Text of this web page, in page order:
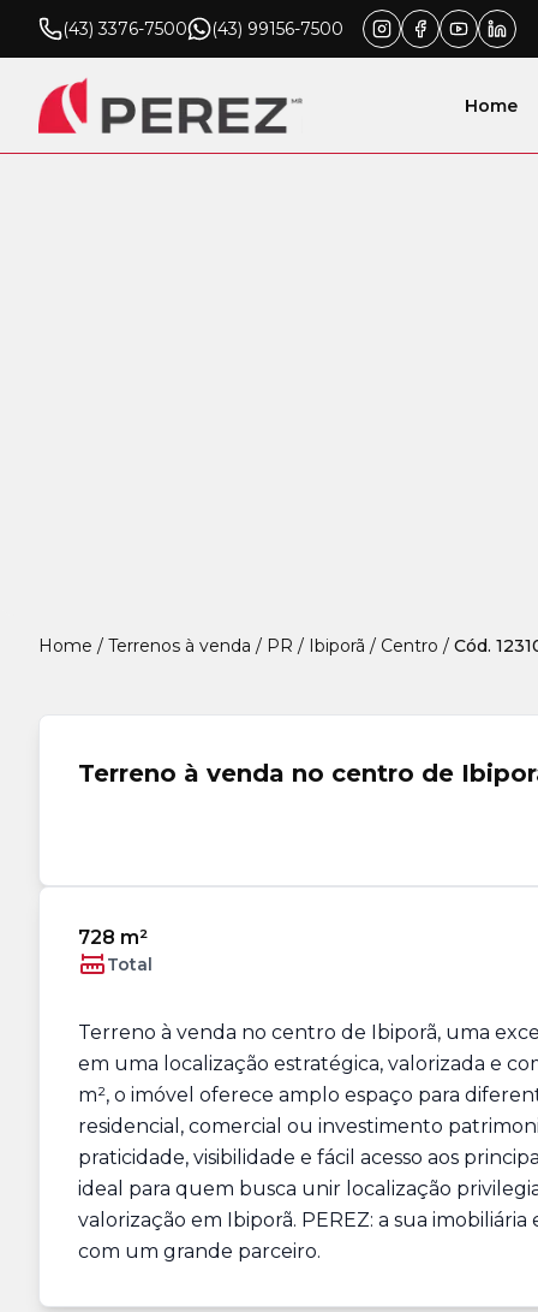
(43) 3376-7500 (43) 99156-7500
Home
Home / Terrenos à venda / PR / Ibiporã / Centro / Cód.
Terreno à venda no centro de
728 m²
Total
Terreno à venda no centro de Ibiporã, uma
em uma localização estratégica, valorizada e
m², o imóvel oferece amplo espaço para
residencial, comercial ou investimento
praticidade, visibilidade e fácil acesso aos
ideal para quem busca unir localização
valorização em Ibiporã. PEREZ: a sua
com um grande parceiro.